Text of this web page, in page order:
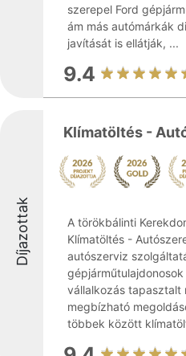
szerepel Ford
ám más autómárkák
javítását is ellátják, ...
9.4
Díjazottak
Klímatöltés -
A törökbálinti
Klímatöltés -
autószerviz
vállalkozás tapasztalt
megbízható
többek között